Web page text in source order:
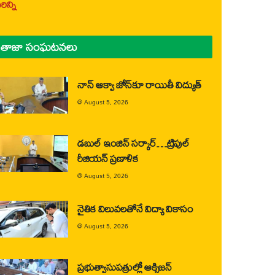
తాజా సంఘటనలు
నాన్ ఆక్వా జోన్‌కూ రాయితీ విద్యుత్
@August 5, 2026
డబుల్ ఇంజిన్ సర్కార్…ట్రిపుల్
రీజియన్ ప్రణాళిక
@August 5, 2026
నైతిక విలువలతోనే విద్యా వికాసం
@August 5, 2026
ప్రభుత్వాసుపత్రుల్లో ఆక్సిజన్